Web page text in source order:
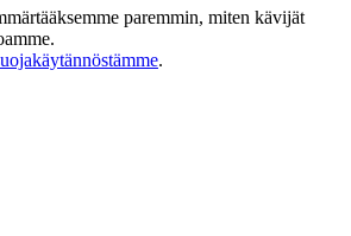
paremmin, miten kävijät
.